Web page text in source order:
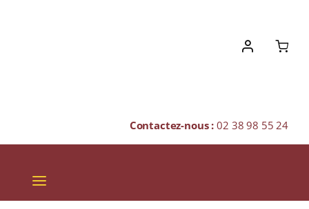
Contactez-nous :02 38 98 55 24
Toggle
Navigation